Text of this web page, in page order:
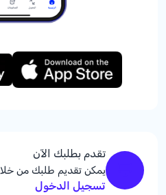
تقدم بطلبك الآن
يمكن تقديم طلبك من
تسجيل الدخول